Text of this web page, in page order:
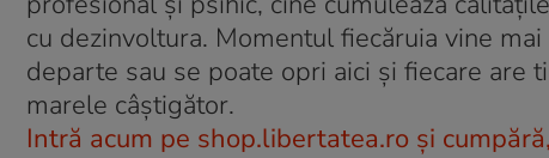
cu dezinvoltura. Momentul fiecăruia vine
departe sau se poate opri aici şi fiecare are
marele câştigător.
Intră acum pe shop.libertatea.ro şi